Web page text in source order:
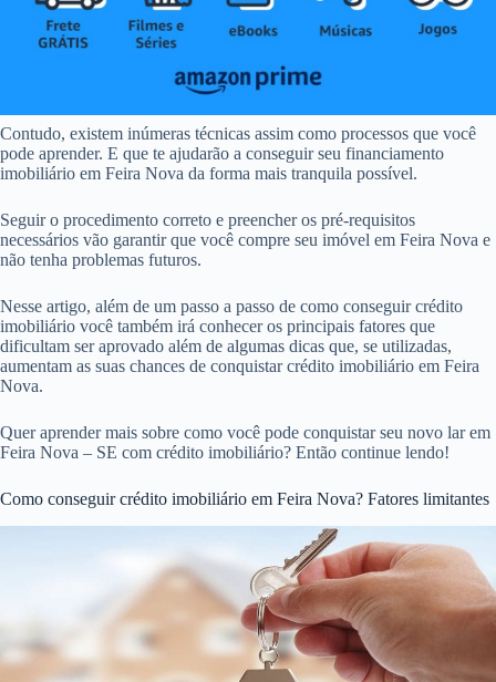
Contudo, existem inúmeras técnicas assim como processos que você
pode aprender. E que te ajudarão a conseguir seu financiamento
imobiliário em Feira Nova da forma mais tranquila possível.
Seguir o procedimento correto e preencher os pré-requisitos
necessários vão garantir que você compre seu imóvel em Feira Nova e
não tenha problemas futuros.
Nesse artigo, além de um passo a passo de como conseguir crédito
imobiliário você também irá conhecer os principais fatores que
dificultam ser aprovado além de algumas dicas que, se utilizadas,
aumentam as suas chances de conquistar crédito imobiliário em Feira
Nova.
Quer aprender mais sobre como você pode conquistar seu novo lar em
Feira Nova – SE com crédito imobiliário? Então continue lendo!
Como conseguir crédito imobiliário em Feira Nova? Fatores limitantes